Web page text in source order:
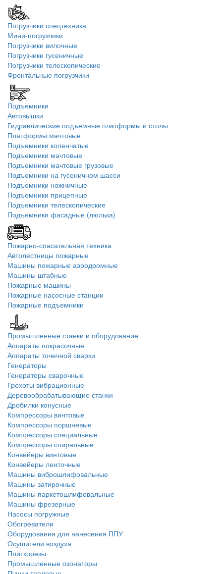
Погрузчики спецтехника
Мини-погрузчики
Погрузчики вилочные
Погрузчики гусеничные
Погрузчики телескопические
Фронтальные погрузчики
Подъемники
Автовышки
Гидравлические подъемные платформы и столы
Платформы мачтовые
Подъемники коленчатые
Подъемники мачтовые
Подъемники мачтовые грузовые
Подъемники на гусеничном шасси
Подъемники ножничные
Подъемники прицепные
Подъемники телескопические
Подъемники фасадные (люлька)
Пожарно-спасательная техника
Автолестницы пожарные
Машины пожарные аэродромные
Машины штабные
Пожарные машины
Пожарные насосные станции
Пожарные подъемники
Промышленные станки и оборудование
Аппараты покрасочные
Аппараты точечной сварки
Генераторы
Генераторы сварочные
Грохоты вибрационные
Деревообрабатывающие станки
Дробилки конусные
Компрессоры винтовые
Компрессоры поршневые
Компрессоры специальные
Компрессоры спиральные
Конвейеры винтовые
Конвейеры ленточные
Машины виброшлифовальные
Машины затирочные
Машины паркетошлифовальные
Машины фрезерные
Насосы погружные
Обогреватели
Оборудования для нанесения ППУ
Осушители воздуха
Плиткорезы
Промышленные озонаторы